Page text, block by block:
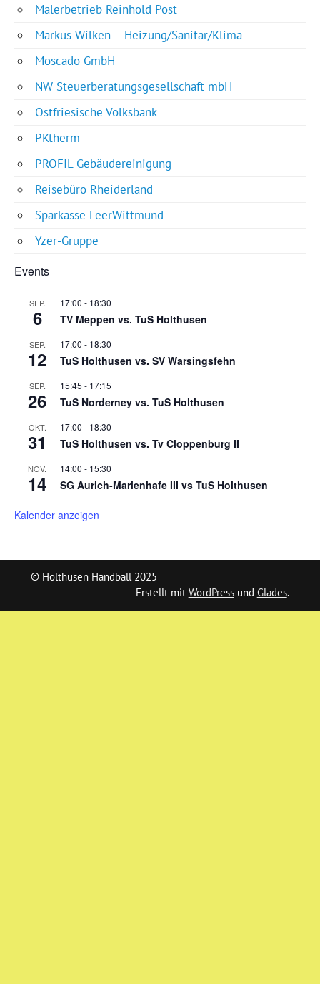
Malerbetrieb Reinhold Post
Markus Wilken – Heizung/Sanitär/Klima
Moscado GmbH
NW Steuerberatungsgesellschaft mbH
Ostfriesische Volksbank
PKtherm
PROFIL Gebäudereinigung
Reisebüro Rheiderland
Sparkasse LeerWittmund
Yzer-Gruppe
Events
SEP.
6
17:00 - 18:30
TV Meppen vs. TuS Holthusen
SEP.
12
17:00 - 18:30
TuS Holthusen vs. SV Warsingsfehn
SEP.
26
15:45 - 17:15
TuS Norderney vs. TuS Holthusen
OKT.
31
17:00 - 18:30
TuS Holthusen vs. Tv Cloppenburg II
NOV.
14
14:00 - 15:30
SG Aurich-Marienhafe III vs TuS Holthusen
Kalender anzeigen
© Holthusen Handball 2025
Erstellt mit WordPressund Glades.